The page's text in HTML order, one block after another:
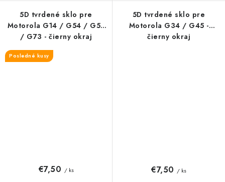
5D tvrdené sklo pre
Motorola G14 / G54 / G55
/ G73 - čierny okraj
Posledné kusy
€7,50 / ks
5D tvrdené sklo pre
Motorola G34 / G45 -
čierny okraj
€7,50 / ks